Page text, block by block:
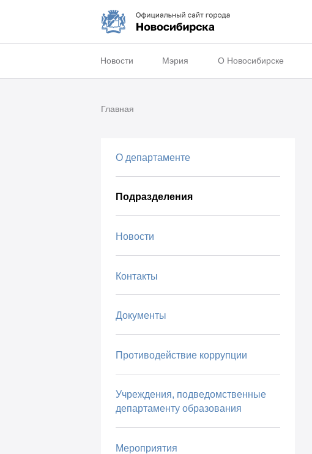
Новости Мэрия О Новосибирске
Главная
О департаменте
Подразделения
Новости
Контакты
Документы
Противодействие коррупции
Учреждения, подведомственные
департаменту образования
Мероприятия